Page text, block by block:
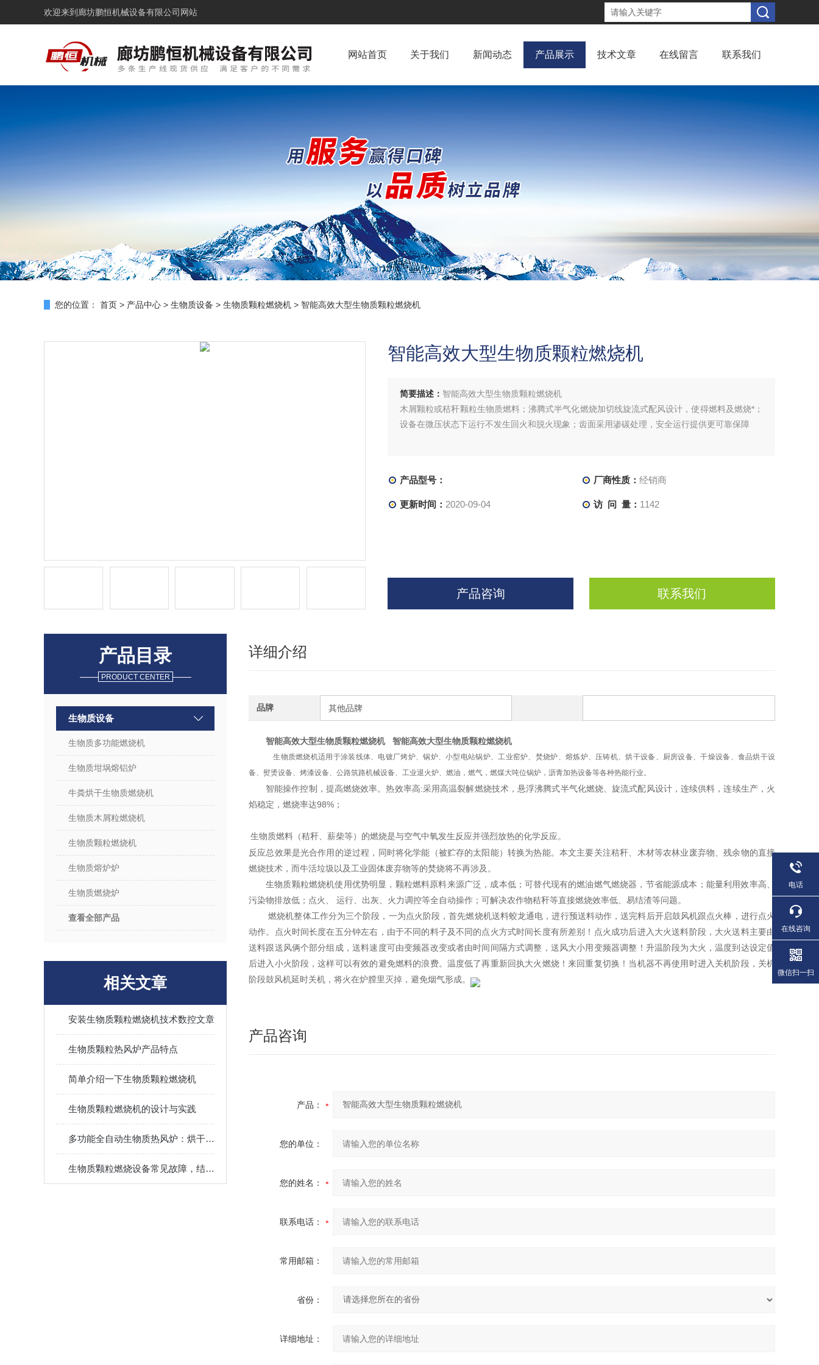
欢迎来到 廊坊鹏恒机械设备有限公司网站
网站首页 关于我们 新闻动态 产品展示 技术文章 在线留言 联系我们
您的位置： 首页 > 产品中心 > 生物质设备 > 生物质颗粒燃烧机 > 智能高效大型生物质颗粒燃烧机
智能高效大型生物质颗粒燃烧机
简要描述： 智能高效大型生物质颗粒燃烧机
木屑颗粒或秸秆颗粒生物质燃料；沸腾式半气化燃烧加切线旋流式配风设计，使得燃料及燃烧*；
设备在微压状态下运行不发生回火和脱火现象；齿面采用渗碳处理，安全运行提供更可靠保障
产品型号： 厂商性质： 经销商
更新时间： 2020-09-04 访 问 量： 1142
产品咨询 联系我们
产品目录
PRODUCT CENTER
生物质设备
生物质多功能燃烧机
生物质坩埚熔铝炉
牛粪烘干生物质燃烧机
生物质木屑粒燃烧机
生物质颗粒燃烧机
生物质熔炉炉
生物质燃烧炉
查看全部产品
相关文章
安装生物质颗粒燃烧机技术数控文章
生物质颗粒热风炉产品特点
简单介绍一下生物质颗粒燃烧机
生物质颗粒燃烧机的设计与实践
多功能全自动生物质热风炉：烘干、加热、供暖一机多用，提升生产效率
生物质颗粒燃烧设备常见故障，结焦熄火排烟异常原因排查维修方法
详细介绍
品牌 其他品牌
智能高效大型生物质颗粒燃烧机 智能高效大型生物质颗粒燃烧机
生物质燃烧机适用于涂装线体、电镀厂烤炉、锅炉、小型电站锅炉、工业窑炉、焚烧炉、熔炼炉、压铸机、烘干设备、厨房设备、干燥设备、食品烘干设
备、熨烫设备、烤漆设备、公路筑路机械设备、工业退火炉、燃油，燃气，燃煤大吨位锅炉，沥青加热设备等各种热能行业。
智能操作控制，提高燃烧效率。热效率高:采用高温裂解燃烧技术，悬浮沸腾式半气化燃烧、旋流式配风设计，连续供料，连续生产，火
焰稳定，燃烧率达98%；
生物质燃料（秸秆、薪柴等）的燃烧是与空气中氧发生反应并强烈放热的化学反应。
反应总效果是光合作用的逆过程，同时将化学能（被贮存的太阳能）转换为热能。本文主要关注秸秆、木材等农林业废弃物、残余物的直接
燃烧技术，而牛活垃圾以及工业固体废弃物等的焚烧将不再涉及。
生物质颗粒燃烧机使用优势明显，颗粒燃料原料来源广泛，成本低；可替代现有的燃油燃气燃烧器，节省能源成本；能量利用效率高、
污染物排放低；点火、 运行、出灰、火力调控等全自动操作；可解决农作物秸秆等直接燃烧效率低、易结渣等问题。
燃烧机整体工作分为三个阶段，一为点火阶段，首先燃烧机送料蛟龙通电，进行预送料动作，送完料后开启鼓风机跟点火棒，进行点火
动作。点火时间长度在五分钟左右，由于不同的料子及不同的点火方式时间长度有所差别！点火成功后进入大火送料阶段，大火送料主要由
送料跟送风俩个部分组成，送料速度可由变频器改变或者由时间间隔方式调整，送风大小用变频器调整！升温阶段为大火，温度到达设定值
后进入小火阶段，这样可以有效的避免燃料的浪费。温度低了再重新回执大火燃烧！来回重复切换！当机器不再使用时进入关机阶段，关机
阶段鼓风机延时关机，将火在炉膛里灭掉，避免烟气形成。
产品咨询
产品：
您的单位：
您的姓名：
联系电话：
常用邮箱：
省份：
详细地址：
电话
在线咨询
微信扫一扫